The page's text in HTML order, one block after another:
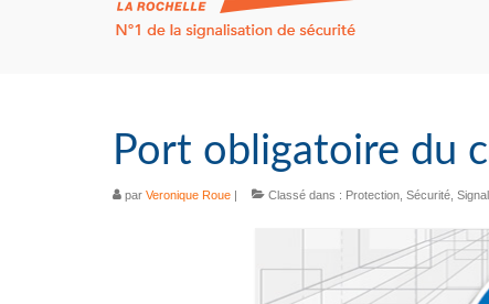
Port obligatoire du
par Veronique Roue | Classé dans : Protection Sécurité